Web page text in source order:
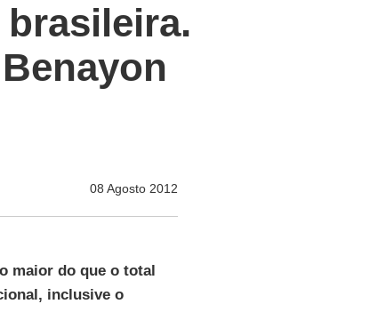
08 Agosto 2012
maior do que o total
inclusive o